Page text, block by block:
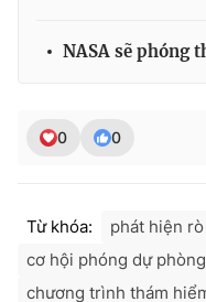
NASA sẽ phóng
0 0
Từ khóa:
phát hiện
cơ hội phóng dự phòng
chương trình thám